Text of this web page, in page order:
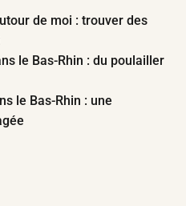
de moi : trouver des
le Bas-Rhin : du poulailler
le Bas-Rhin : une